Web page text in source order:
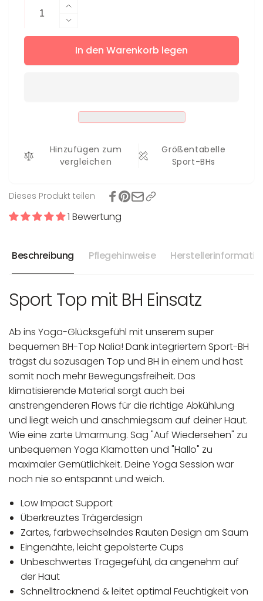
Erhöhe
die
Menge
für
Verringere
die
Menge
für
Nalia
In den Warenkorb legen
Hinzufügen zum
vergleichen
Größentabelle
Sport-BHs
Dieses Produkt teilen
1 Bewertung
Beschreibung Pflegehinweise
Sport Top mit BH Einsatz
Ab ins Yoga-Glücksgefühl mit unserem super
bequemen BH-Top Nalia! Dank integriertem Sport-BH
trägst du sozusagen Top und BH in einem und hast
somit noch mehr Bewegungsfreiheit. Das
klimatisierende Material sorgt auch bei
anstrengenderen Flows für die richtige Abkühlung
und liegt weich und anschmiegsam auf deiner Haut.
Wie eine zarte Umarmung. Sag "Auf Wiedersehen" zu
unbequemen Yoga Klamotten und "Hallo" zu
maximaler Gemütlichkeit. Deine Yoga Session war
noch nie so entspannt und weich.
Low Impact Support
Überkreuztes Trägerdesign
Zartes, farbwechselndes Rauten Design am Saum
Eingenähte, leicht gepolsterte Cups
Unbeschwertes Tragegefühl, da angenehm auf
der Haut
Schnelltrocknend & leitet optimal Feuchtigkeit von